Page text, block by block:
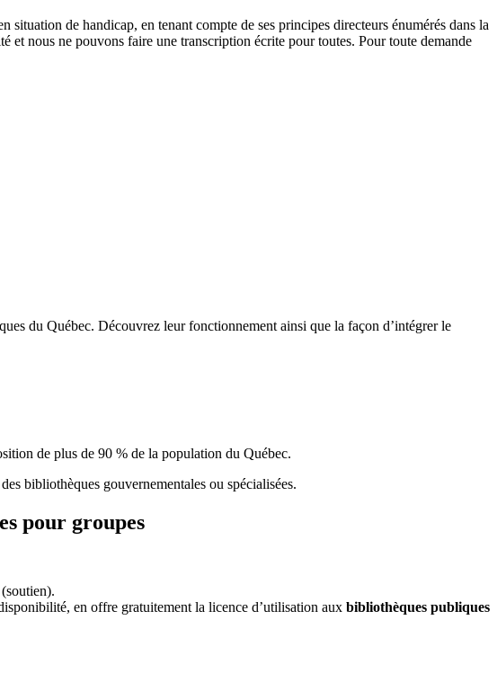
de handicap, en tenant compte de ses principes directeurs énumérés dans la
et nous ne pouvons faire une transcription écrite pour toutes. Pour toute demande
du Québec. Découvrez leur fonctionnement ainsi que la façon d’intégrer le
de plus de 90 % de la population du Québec.
bibliothèques gouvernementales ou spécialisées.
pour groupes
(soutien).
en offre gratuitement la licence d’utilisation aux bibliothèques publiques